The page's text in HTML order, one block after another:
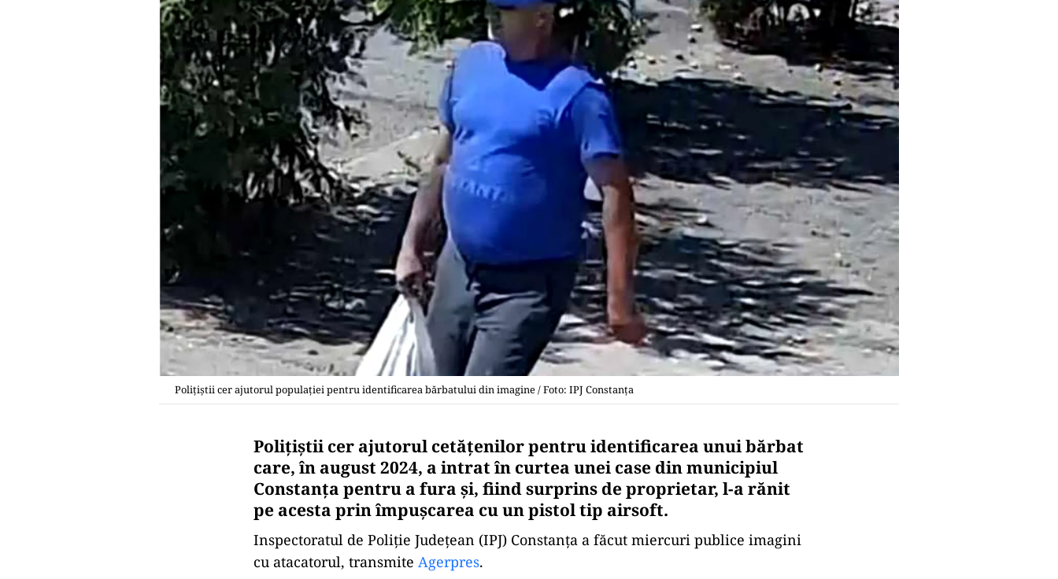
Polițiștii cer ajutorul populației pentru identificarea bărbatului din imagine / Foto: IPJ Constanța
Polițiștii cer ajutorul cetățenilor pentru identificarea unui bărbat
care, în august 2024, a intrat în curtea unei case din municipiul
Constanța pentru a fura și, fiind surprins de proprietar, l-a rănit
pe acesta prin împușcarea cu un pistol tip airsoft.
Inspectoratul de Poliție Județean (IPJ) Constanța a făcut miercuri publice imagini
cu atacatorul, transmite Agerpres.